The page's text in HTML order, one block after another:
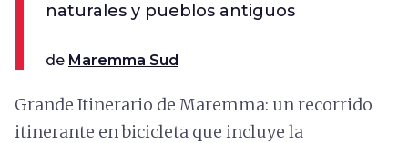
naturales y pueblos antiguos
de Maremma Sud
Grande Itinerario de Maremma: un recorrido
itinerante en bicicleta que incluye la